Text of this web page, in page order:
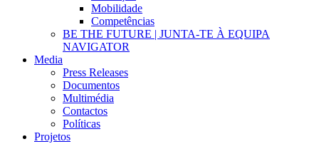
Mobilidade
Competências
BE THE FUTURE | JUNTA-TE À EQUIPA
NAVIGATOR
Media
Press Releases
Documentos
Multimédia
Contactos
Políticas
Projetos